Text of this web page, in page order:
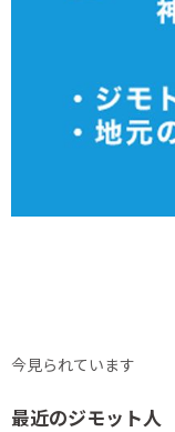
今見られています
最近のジモット人